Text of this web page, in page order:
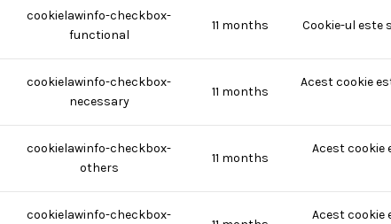
cookielawinfo-checkbox-
functional
11 months Cookie-ul este
cookielawinfo-checkbox-
necessary
11 months
Acest cookie
cookielawinfo-checkbox-
others
11 months
Acest cookie
cookielawinfo-checkbox-
Acest cookie